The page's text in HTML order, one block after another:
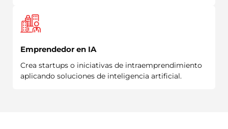
Emprendedor en IA
Crea startups o iniciativas de intraemprendimiento
aplicando soluciones de inteligencia artificial.